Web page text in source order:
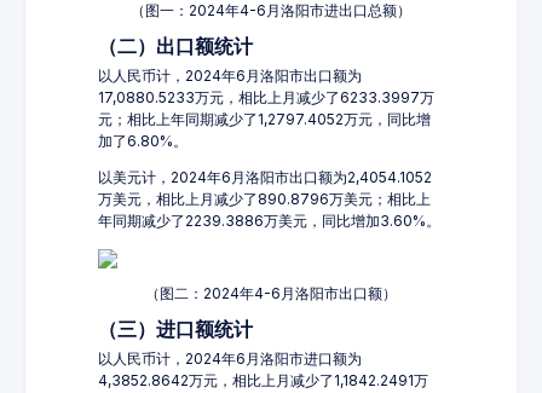
（图一：2024年4-6月洛阳市进出口总额）
（二）出口额统计
以人民币计，2024年6月洛阳市出口额为
17,0880.5233万元，相比上月减少了6233.3997万
元；相比上年同期减少了1,2797.4052万元，同比增
加了6.80%。
以美元计，2024年6月洛阳市出口额为2,4054.1052
万美元，相比上月减少了890.8796万美元；相比上
年同期减少了2239.3886万美元，同比增加3.60%。
（图二：2024年4-6月洛阳市出口额）
（三）进口额统计
以人民币计，2024年6月洛阳市进口额为
4,3852.8642万元，相比上月减少了1,1842.2491万